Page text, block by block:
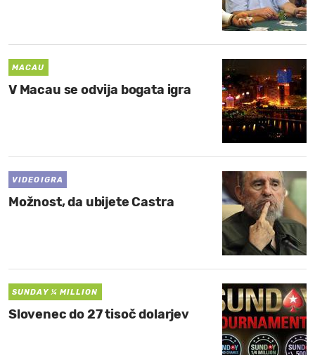
MACAU
V Macau se odvija bogata igra
VIDEOIGRA
Možnost, da ubijete Castra
SUNDAY ¼ MILLION
Slovenec do 27 tisoč dolarjev